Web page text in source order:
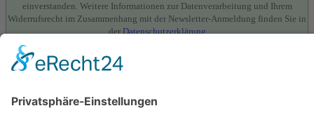
einverstanden. Weitere Informationen zur Datenverarbeitung und Ihrem
Widerrufsrecht im Zusammenhang mit der Newsletter-Anmeldung finden Sie in
derDatenschutzerklärung